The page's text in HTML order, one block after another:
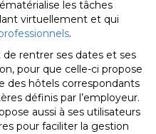
les tâches
virtuellement et qui
.
rentrer ses dates et ses
pour que celle-ci propose
des hôtels correspondants
définis par l’employeur.
aussi à ses utilisateurs
pour faciliter la gestion